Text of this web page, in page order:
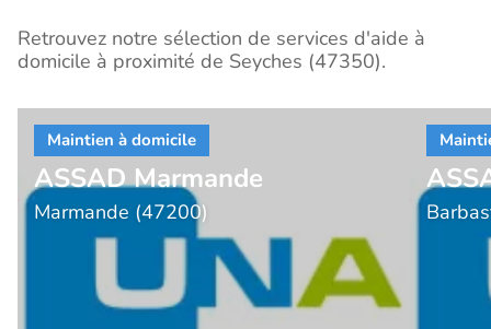
Retrouvez notre sélection de services d'aide à
domicile à proximité de Seyches (47350).
ASSAD Marmande
Marmande (47200)